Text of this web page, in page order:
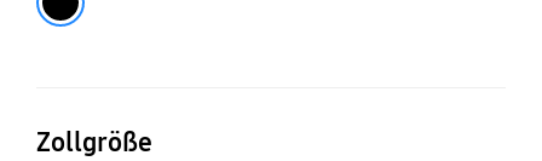
Zollgröße